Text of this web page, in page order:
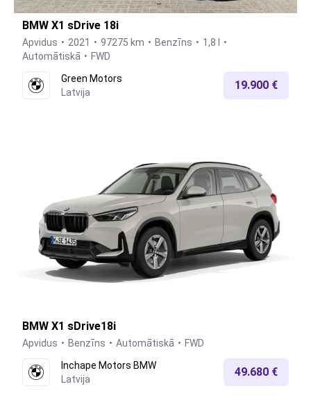
BMW X1 sDrive 18i
Apvidus 2021 97275 km Benzīns
1,8 l
Automātiskā
FWD
Green Motors
Latvija
19.900 €
BMW X1 sDrive18i
Apvidus Benzīns Automātiskā
FWD
Inchape Motors BMW
Latvija
49.680 €